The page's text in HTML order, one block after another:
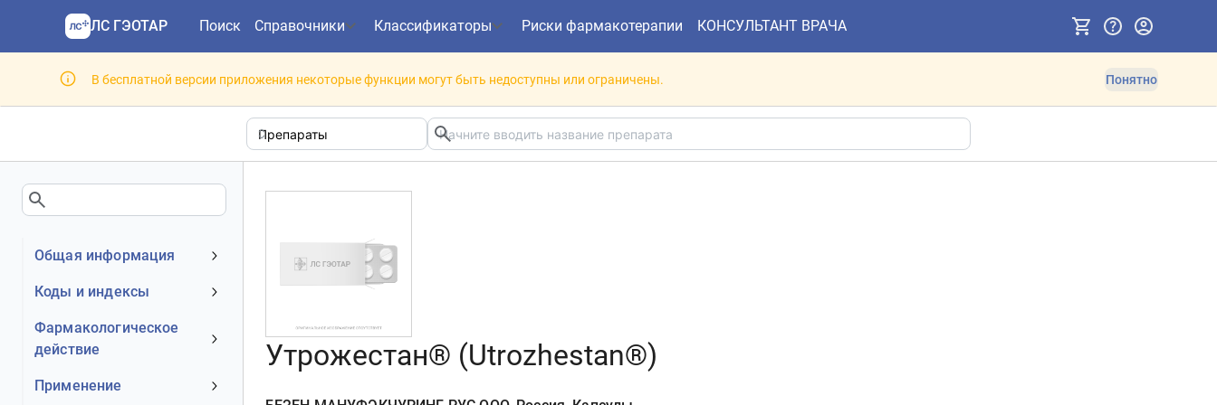
ЛС ГЭОТАР Поиск Справочники Классификаторы Риски фармакотерапии КОНСУЛЬТАНТ ВРАЧА
В бесплатной версии приложения некоторые функции могут быть недоступны или ограничены. Понятно
Общая информация
Устаревшее наименование
Номер регистрационного
удостоверения РФ
Действующее вещество
Коды и индексы
АТХ код
МКБ-10 код
Фармакологическое
действие
Механизм действия
Применение
Утрожестан® (Utrozhestan®)